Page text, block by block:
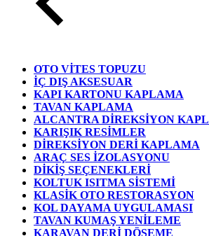
OTO VİTES TOPUZU
İÇ DIŞ AKSESUAR
KAPI KARTONU KAPLAMA
TAVAN KAPLAMA
ALCANTRA DİREKSİYON
KARIŞIK RESİMLER
DİREKSİYON DERİ KAPLAMA
ARAÇ SES İZOLASYONU
DİKİŞ SEÇENEKLERİ
KOLTUK ISITMA SİSTEMİ
KLASİK OTO RESTORASYON
KOL DAYAMA UYGULAMASI
TAVAN KUMAŞ YENİLEME
KARAVAN DERİ DÖŞEME